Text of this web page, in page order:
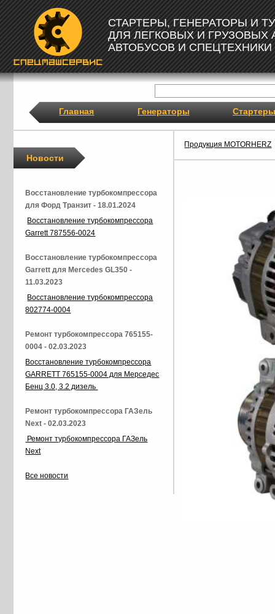
СТАРТЕРЫ, ГЕНЕРАТОРЫ И
ДЛЯ ЛЕГКОВЫХ И ГРУЗОВЫХ
АВТОБУСОВ И СПЕЦТЕХНИКИ
Главная Генераторы Стартеры
Продукция MOTORHERZ
Новости
Восстановление турбокомпрессора
для Форд Транзит - 18.01.2024
Восстановление турбокомпрессора
Garrett 787556-0024
Восстановление турбокомпрессора
Garrett для Mercedes GL350 -
11.03.2023
Восстановление турбокомпрессора
802774-0004
Ремонт турбокомпрессора 765155-
0004 - 02.03.2023
Восстановление турбокомпрессора
GARRETT 765155-0004 для Мерседес
Бенц 3.0, 3.2 дизель
Ремонт турбокомпрессора ГАЗель
Next - 02.03.2023
Ремонт турбокомпрессора ГАЗель
Next
Все новости